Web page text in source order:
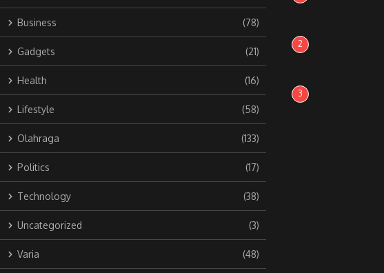
Business (78)
Gadgets (21)
Health (16)
Lifestyle (58)
Olahraga (133)
Politics (17)
Technology (38)
Uncategorized (3)
Varia (48)
2
3